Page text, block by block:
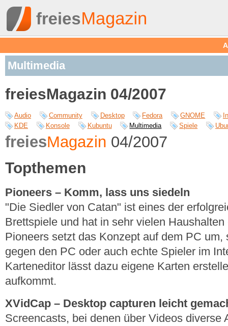
Multimedia
freiesMagazin 04/2007
Audio Community Desktop Fedora GNOME
KDE
Konsole Kubuntu Multimedia Spiele
freiesMagazin 04/2007
Topthemen
Pioneers – Komm, lass uns siedeln
"Die Siedler von Catan" ist eines der
Brettspiele und hat in sehr vielen
Pioneers setzt das Konzept auf dem PC um,
gegen den PC oder auch echte Spieler im
Karteneditor lässt dazu eigene Karten
aufkommt.
XVidCap – Desktop capturen leicht
Screencasts, bei denen über Videos diverse